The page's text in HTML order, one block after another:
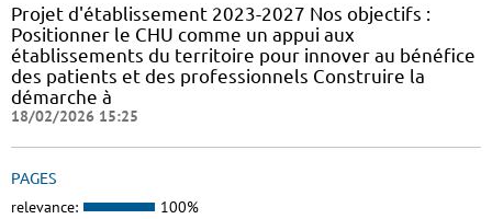
Projet d'établissement 2023-2027 Nos objectifs :
Positionner le CHU comme un appui aux
établissements du territoire pour innover au bénéfice
des patients et des professionnels Construire la
démarche à
18/02/2026 15:25
PAGES
relevance: 100%